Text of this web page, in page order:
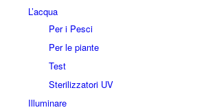
L’acqua
Per i Pesci
Per le piante
Test
Sterilizzatori UV
Illuminare